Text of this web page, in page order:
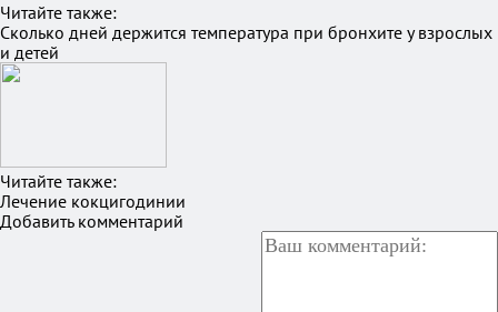
Читайте также:
Сколько дней держится температура при бронхите у взрослых
и детей
Читайте также:
Лечение кокцигодинии
Добавить комментарий